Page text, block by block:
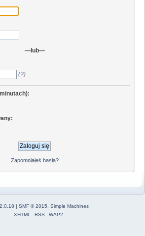
—lub—
(?)
Zapomniałeś hasła?
SMF © 2015, Simple Machines
XHTML
RSS WAP2